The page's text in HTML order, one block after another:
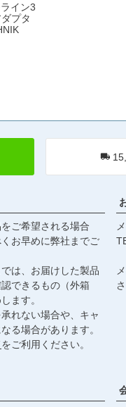
イン3
プタ
ご希望される場合
お早めに弊社までご
は、お届けした製品
できるもの（外箱
ます。
れない場合や、キャ
る場合があります。
をご利用ください。